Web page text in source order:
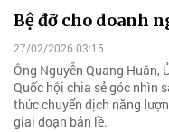
Bệ đỡ cho doanh
27/02/2026 03:15
Ông Nguyễn Quang Huân,
Quốc hội chia sẻ góc nhìn
thức chuyển dịch năng
giai đoạn bản lề.